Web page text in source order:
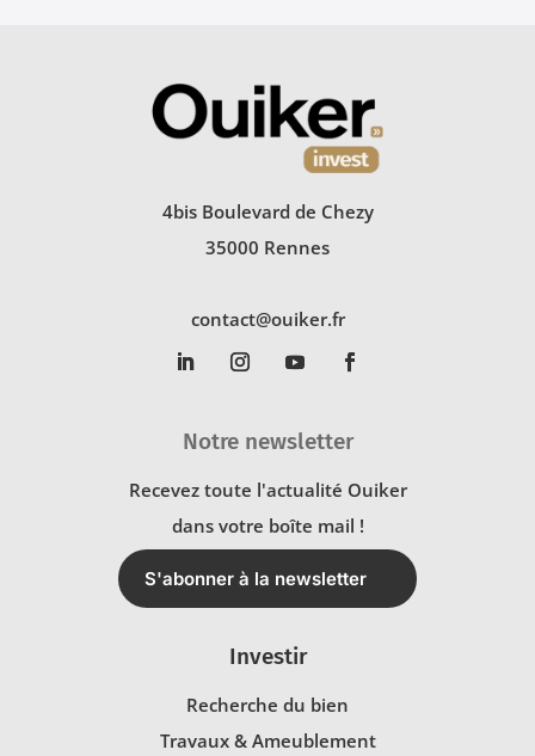
4bis Boulevard de Chezy
35000 Rennes
contact@ouiker.fr
Notre newsletter
Recevez toute l'actualité Ouiker
dans votre boîte mail !
S'abonner à la newsletter
Investir
Recherche du bien
Travaux & Ameublement